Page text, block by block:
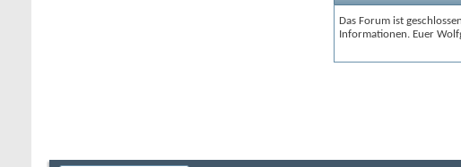
Das Forum ist
Informationen. Euer